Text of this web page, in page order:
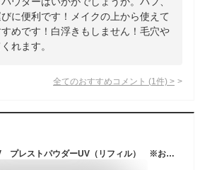
に便利です！メイクの上から使えて
めです！白浮きもしません！毛穴や
れます。
全てのおすすめコメント (1 件) >
【ネコポス】ノブ NOV プレストパウダーUV（リフィル） ※お一人様1点限り